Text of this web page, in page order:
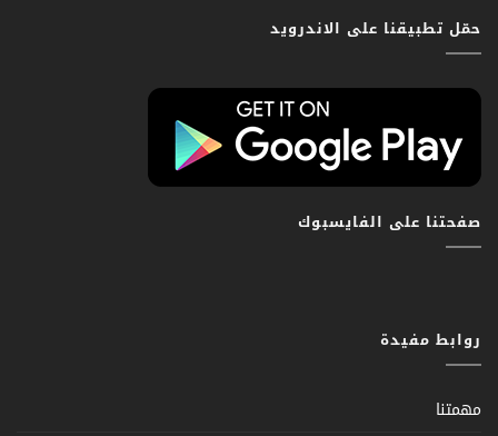
حمّل تطبيقنا على الاندرويد
صفحتنا على الفايسبوك
روابط مفيدة
مهمتنا